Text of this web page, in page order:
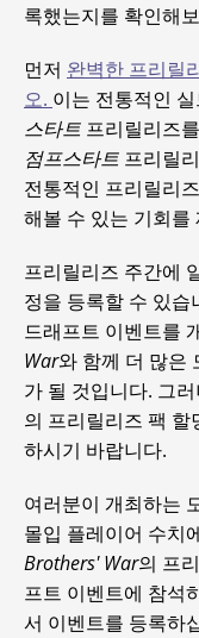
록했는지를 확인해
먼저 완벽한 프리릴
오. 이는 전통적인
스타트 프리릴리즈
점프스타트 프리릴
전통적인 프리릴리
해볼 수 있는 기회를
프리릴리즈 주간에
정을 등록할 수 있
드래프트 이벤트를
War와 함께 더 많은
가 될 것입니다. 그
의 프리릴리즈 팩
하시기 바랍니다.
여러분이 개최하는
몰입 플레이어 수치
Brothers' War의 프
프트 이벤트에 참석
서 이벤트를 등록하